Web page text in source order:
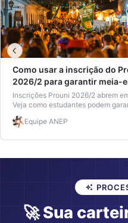
Como usar a inscrição do
2026/2 para garantir meia-
já
Inscrições Prouni 2026/2 abrem
Veja como estudantes podem
meia-entrada em eventos com a
ANEP e economizar de verdade.
Equipe ANEP
🚀 Sua